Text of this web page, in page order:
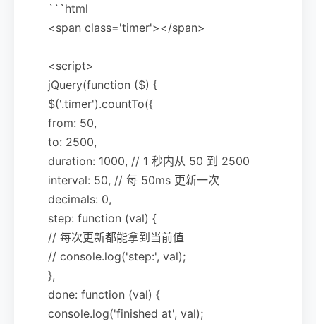
```html
<span class='timer'></span>
<script>
jQuery(function ($) {
$('.timer').countTo({
from: 50,
to: 2500,
duration: 1000, // 1 秒内从 50 到 2500
interval: 50, // 每 50ms 更新一次
decimals: 0,
step: function (val) {
// 每次更新都能拿到当前值
// console.log('step:', val);
},
done: function (val) {
console.log('finished at', val);